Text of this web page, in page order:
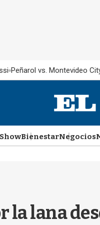
Peñarol vs. Montevideo
BienestarNegocios
la lana